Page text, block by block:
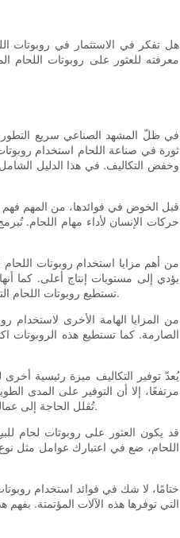
هل تفكر في الاستثمار في روبوتات
معرفته للعثور على روبوتات اللحام
في ظلّ المشهد الصناعي سريع التطور
ثورة في صناعة اللحام استخدام
وخفض التكاليف. في هذا الدليل
قبل الخوض في فوائدها، من المهم فهم
حركات الإنسان لأداء مهام اللحام.
من أهم مزايا استخدام روبوتات
يؤدي إلى مستويات إنتاج أعلى. كما
تستطيع روبوتات اللحام التعامل مع المهام المتكررة بسهولة، مما يتيح للعاملين التركيز على الجوانب الأكثر تعقيدًا وإبداعًا في العمل.
من المزايا الهامة الأخرى لاستخدام
الصارمة. كما تستطيع هذه الروبوتات
يُعدّ توفير التكاليف ميزة رئيسية
مرتفعًا، إلا أن التوفير على المدى
تُقلل الحاجة إلى عمالة إضافية، ويمكنها العمل في بيئات خطرة أو صعبة، مما يُوفر تكاليف العمالة ويُحسّن سلامة مكان العمل.
قد يكون العثور على روبوتات لحام
اللحام، ضع في اعتبارك عوامل مثل
ختامًا، لا شك في فوائد استخدام
التي توفرها هذه الآلات المؤتمتة. بفهم